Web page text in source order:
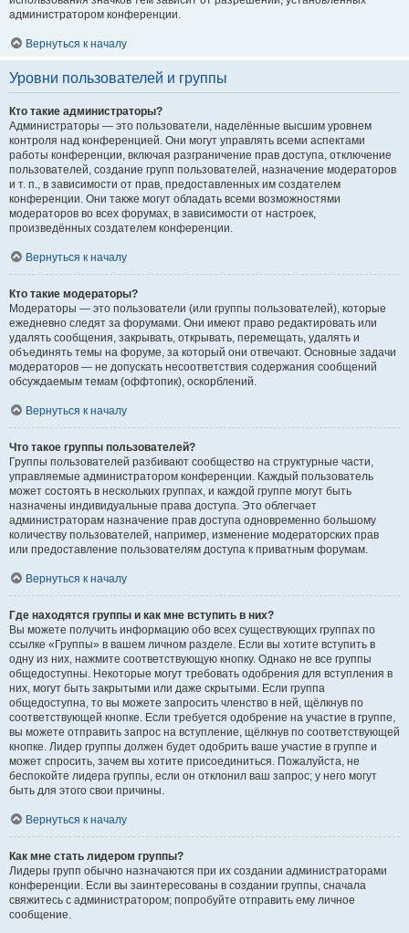
администратором конференции.
Вернуться к началу
Уровни пользователей и группы
Кто такие администраторы?
Администраторы — это пользователи, наделённые высшим уровнем
контроля над конференцией. Они могут управлять всеми аспектами
работы конференции, включая разграничение прав доступа, отключение
пользователей, создание групп пользователей, назначение модераторов
и т. п., в зависимости от прав, предоставленных им создателем
конференции. Они также могут обладать всеми возможностями
модераторов во всех форумах, в зависимости от настроек,
произведённых создателем конференции.
Вернуться к началу
Кто такие модераторы?
Модераторы — это пользователи (или группы пользователей), которые
ежедневно следят за форумами. Они имеют право редактировать или
удалять сообщения, закрывать, открывать, перемещать, удалять и
объединять темы на форуме, за который они отвечают. Основные задачи
модераторов — не допускать несоответствия содержания сообщений
обсуждаемым темам (оффтопик), оскорблений.
Вернуться к началу
Что такое группы пользователей?
Группы пользователей разбивают сообщество на структурные части,
управляемые администратором конференции. Каждый пользователь
может состоять в нескольких группах, и каждой группе могут быть
назначены индивидуальные права доступа. Это облегчает
администраторам назначение прав доступа одновременно большому
количеству пользователей, например, изменение модераторских прав
или предоставление пользователям доступа к приватным форумам.
Вернуться к началу
Где находятся группы и как мне вступить в них?
Вы можете получить информацию обо всех существующих группах по
ссылке «Группы» в вашем личном разделе. Если вы хотите вступить в
одну из них, нажмите соответствующую кнопку. Однако не все группы
общедоступны. Некоторые могут требовать одобрения для вступления в
них, могут быть закрытыми или даже скрытыми. Если группа
общедоступна, то вы можете запросить членство в ней, щёлкнув по
соответствующей кнопке. Если требуется одобрение на участие в группе,
вы можете отправить запрос на вступление, щёлкнув по соответствующей
кнопке. Лидер группы должен будет одобрить ваше участие в группе и
может спросить, зачем вы хотите присоединиться. Пожалуйста, не
беспокойте лидера группы, если он отклонил ваш запрос; у него могут
быть для этого свои причины.
Вернуться к началу
Как мне стать лидером группы?
Лидеры групп обычно назначаются при их создании администраторами
конференции. Если вы заинтересованы в создании группы, сначала
свяжитесь с администратором; попробуйте отправить ему личное
сообщение.